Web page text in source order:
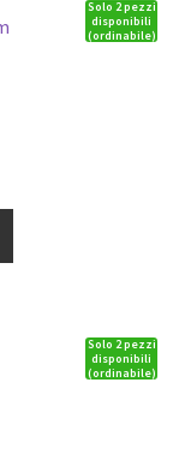
Solo 2 pezzi
disponibili
(ordinabile)
Solo 2 pezzi
disponibili
(ordinabile)